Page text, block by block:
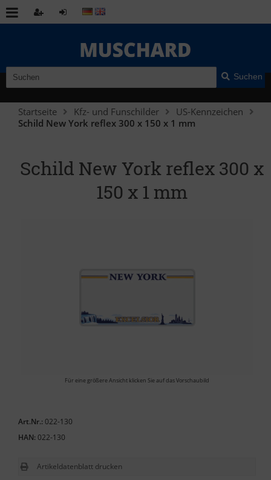
Suchen
Startseite Kfz- und Funschilder
US-Kennzeichen
Schild New York reflex 300 x 150 x 1 mm
Schild New York reflex 300 x
150 x 1 mm
Für eine größere Ansicht klicken Sie auf das Vorschaubild
Art.Nr.: 022-130
HAN: 022-130
Artikeldatenblatt drucken